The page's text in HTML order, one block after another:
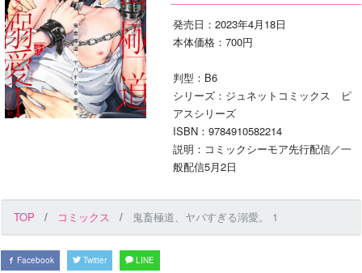
発売日：2023年4月18日
本体価格：700円
判型：B6
シリーズ：ジュネットコミックス ピ
アスシリーズ
ISBN：9784910582214
説明：コミックシーモア先行配信／一
般配信5月2日
TOP コミックス 鬼畜極道、ヤバすぎる溺愛。 1
Facebook Twitter LINE